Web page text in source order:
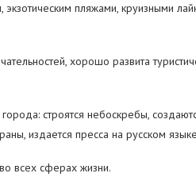
пляжами, круизными
хорошо развита
строятся небоскребы,
издается пресса на русском
всех сферах жизни.